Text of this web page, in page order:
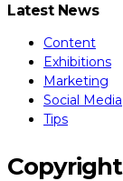
Latest News
Content
Exhibitions
Marketing
Social Media
Tips
Copyright